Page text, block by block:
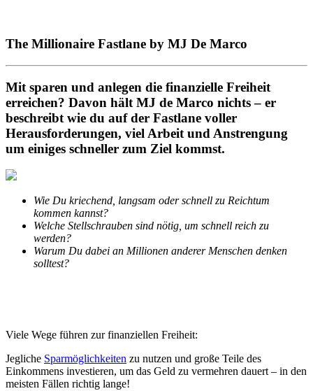
The Millionaire Fastlane by MJ De Marco
Mit sparen und anlegen die finanzielle Freiheit
erreichen? Davon hält MJ de Marco nichts – er
beschreibt wie du auf der Fastlane voller
Herausforderungen, viel Arbeit und Anstrengung
um einiges schneller zum Ziel kommst.
Wie Du kriechend, langsam oder schnell zu Reichtum
kommen kannst?
Welche Stellschrauben sind nötig, um schnell reich zu
werden?
Warum Du dabei an Millionen anderer Menschen denken
solltest?
Viele Wege führen zur finanziellen Freiheit:
Jegliche Sparmöglichkeiten zu nutzen und große Teile des
Einkommens investieren, um das Geld zu vermehren dauert – in den
meisten Fällen richtig lange!